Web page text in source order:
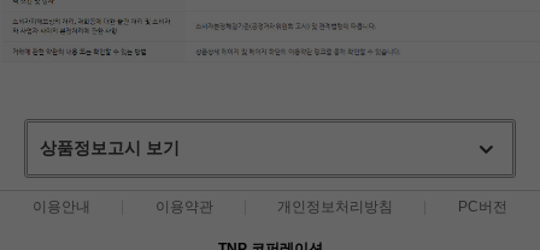
상품정보고시 보기
이용안내 이용약관 개인정보처리방침 PC버전